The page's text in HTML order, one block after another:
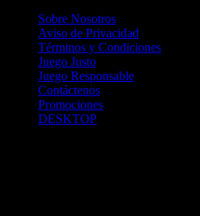
Sobre Nosotros
Aviso de Privacidad
Términos y Condiciones
Juego Justo
Juego Responsable
Contáctenos
Promociones
DESKTOP